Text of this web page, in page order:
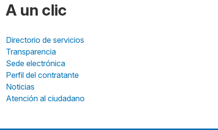
A un clic
Directorio de servicios
Transparencia
Sede electrónica
Perfil del contratante
Noticias
Atención al ciudadano